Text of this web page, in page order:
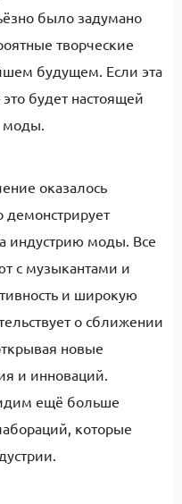
было задумано
творческие
будущем. Если эта
будет настоящей
моды.
оказалось
демонстрирует
индустрию моды. Все
с музыкантами и
и широкую
о сближении
новые
и инноваций.
ещё больше
которые